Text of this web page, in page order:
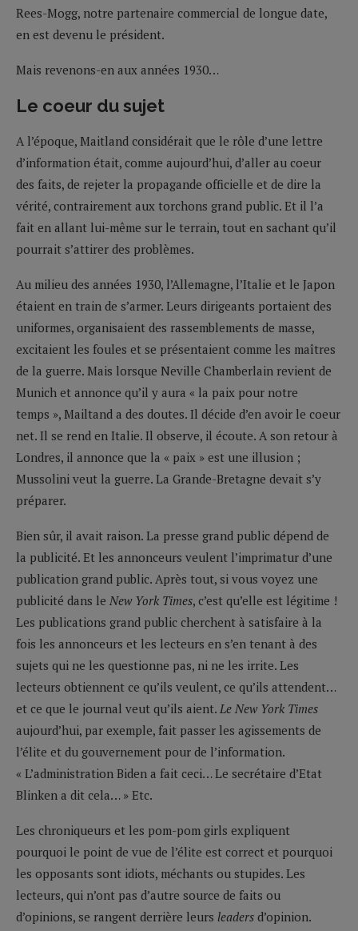
Rees-Mogg, notre partenaire commercial de longue date,
en est devenu le président.
Mais revenons-en aux années 1930…
Le coeur du sujet
A l’époque, Maitland considérait que le rôle d’une lettre
d’information était, comme aujourd’hui, d’aller au coeur
des faits, de rejeter la propagande officielle et de dire la
vérité, contrairement aux torchons grand public. Et il l’a
fait en allant lui-même sur le terrain, tout en sachant qu’il
pourrait s’attirer des problèmes.
Au milieu des années 1930, l’Allemagne, l’Italie et le Japon
étaient en train de s’armer. Leurs dirigeants portaient des
uniformes, organisaient des rassemblements de masse,
excitaient les foules et se présentaient comme les maîtres
de la guerre. Mais lorsque Neville Chamberlain revient de
Munich et annonce qu’il y aura « la paix pour notre
temps », Mailtand a des doutes. Il décide d’en avoir le coeur
net. Il se rend en Italie. Il observe, il écoute. A son retour à
Londres, il annonce que la « paix » est une illusion ;
Mussolini veut la guerre. La Grande-Bretagne devait s’y
préparer.
Bien sûr, il avait raison. La presse grand public dépend de
la publicité. Et les annonceurs veulent l’imprimatur d’une
publication grand public. Après tout, si vous voyez une
publicité dans le New York Times, c’est qu’elle est légitime !
Les publications grand public cherchent à satisfaire à la
fois les annonceurs et les lecteurs en s’en tenant à des
sujets qui ne les questionne pas, ni ne les irrite. Les
lecteurs obtiennent ce qu’ils veulent, ce qu’ils attendent…
et ce que le journal veut qu’ils aient. Le New York Times
aujourd’hui, par exemple, fait passer les agissements de
l’élite et du gouvernement pour de l’information.
« L’administration Biden a fait ceci… Le secrétaire d’Etat
Blinken a dit cela… » Etc.
Les chroniqueurs et les pom-pom girls expliquent
pourquoi le point de vue de l’élite est correct et pourquoi
les opposants sont idiots, méchants ou stupides. Les
lecteurs, qui n’ont pas d’autre source de faits ou
d’opinions, se rangent derrière leurs leaders d’opinion.